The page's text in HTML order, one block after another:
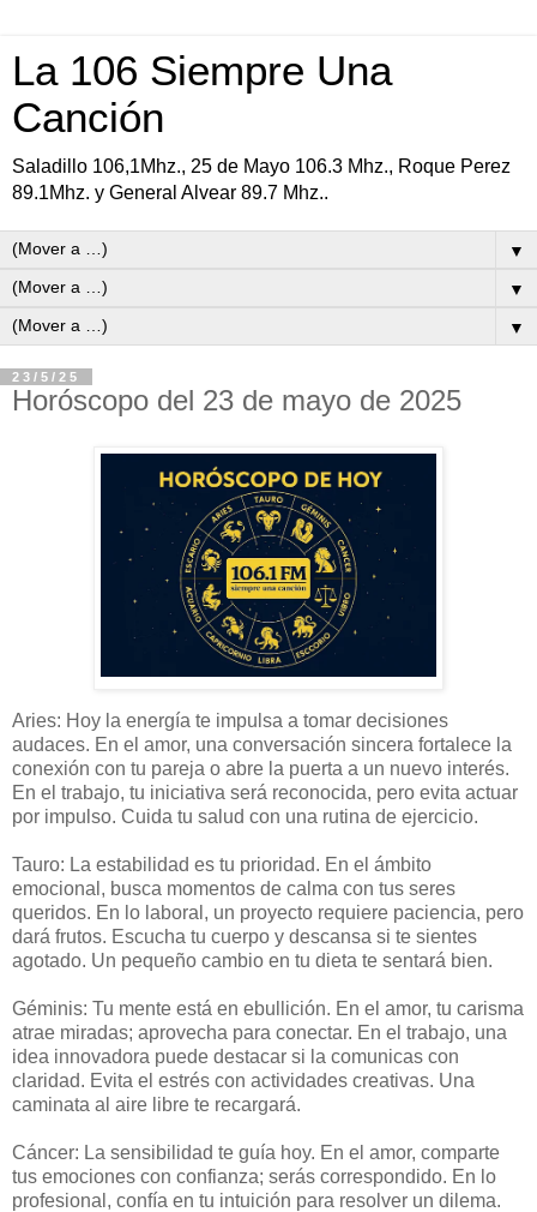
La 106 Siempre Una
Canción
Saladillo 106,1Mhz., 25 de Mayo 106.3 Mhz., Roque Perez
89.1Mhz. y General Alvear 89.7 Mhz..
▼
▼
▼
23/5/25
Horóscopo del 23 de mayo de 2025
Aries: Hoy la energía te impulsa a tomar decisiones
audaces. En el amor, una conversación sincera fortalece la
conexión con tu pareja o abre la puerta a un nuevo interés.
En el trabajo, tu iniciativa será reconocida, pero evita actuar
por impulso. Cuida tu salud con una rutina de ejercicio.
Tauro: La estabilidad es tu prioridad. En el ámbito
emocional, busca momentos de calma con tus seres
queridos. En lo laboral, un proyecto requiere paciencia, pero
dará frutos. Escucha tu cuerpo y descansa si te sientes
agotado. Un pequeño cambio en tu dieta te sentará bien.
Géminis: Tu mente está en ebullición. En el amor, tu carisma
atrae miradas; aprovecha para conectar. En el trabajo, una
idea innovadora puede destacar si la comunicas con
claridad. Evita el estrés con actividades creativas. Una
caminata al aire libre te recargará.
Cáncer: La sensibilidad te guía hoy. En el amor, comparte
tus emociones con confianza; serás correspondido. En lo
profesional, confía en tu intuición para resolver un dilema.